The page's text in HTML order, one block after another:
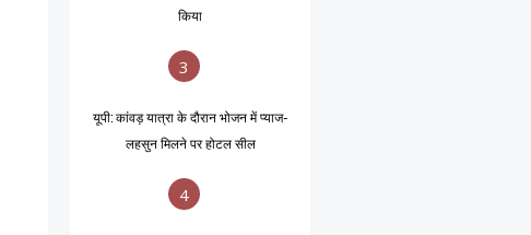
किया
3
यूपी: कांवड़ यात्रा के दौरान भोजन में प्याज-
लहसुन मिलने पर होटल सील
4